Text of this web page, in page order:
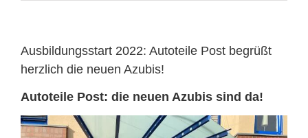
Ausbildungsstart 2022: Autoteile Post begrüßt
herzlich die neuen Azubis!
Autoteile Post: die neuen Azubis sind da!